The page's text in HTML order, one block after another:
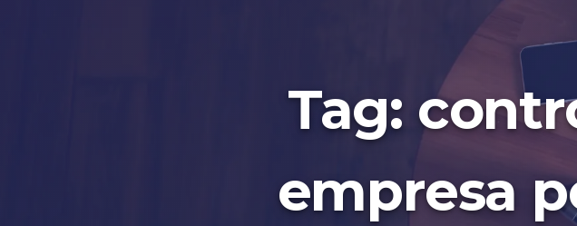
Tag:
empresa